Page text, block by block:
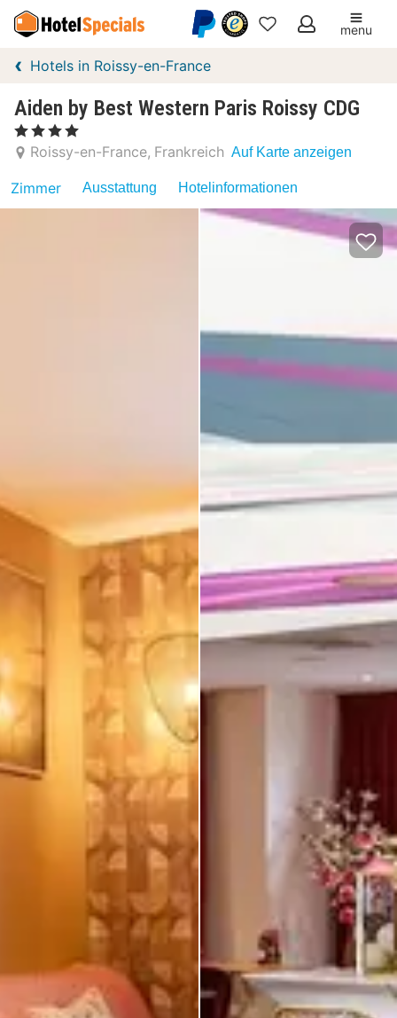
Meine
menu
Hotels in Roissy-en-France
Aiden by Best Western Paris Roissy CDG
, 4 Sterne
Roissy-en-France Frankreich Auf Karte anzeigen
Zimmer Ausstattung Hotelinformationen